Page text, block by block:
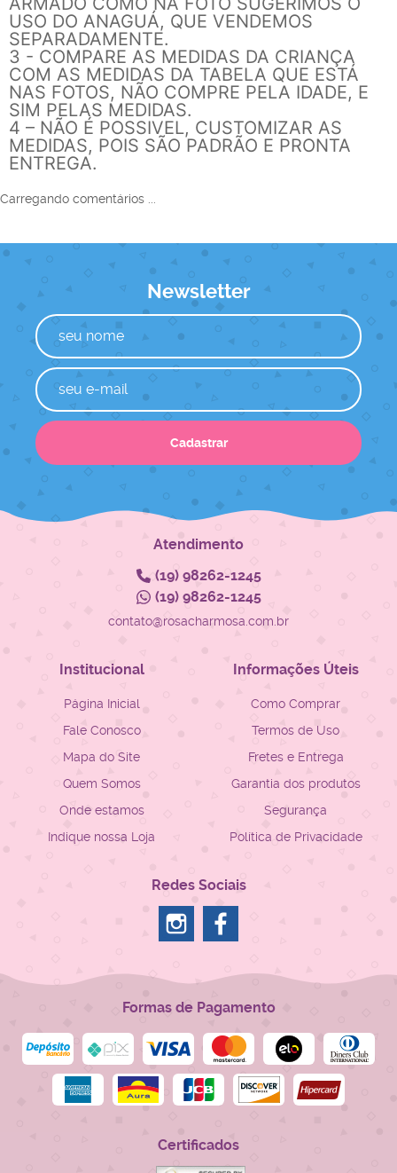
USO DO ANAGUÁ, QUE VENDEMOS
SEPARADAMENTE.
3 - COMPARE AS MEDIDAS DA CRIANÇA
COM AS MEDIDAS DA TABELA QUE ESTÁ
NAS FOTOS, NÃO COMPRE PELA IDADE, E
SIM PELAS MEDIDAS.
4 – NÃO É POSSIVEL, CUSTOMIZAR AS
MEDIDAS, POIS SÃO PADRÃO E PRONTA
ENTREGA.
Carregando comentários ...
Newsletter
Cadastrar
Atendimento
(19)98262-1245
(19)98262-1245
contato@rosacharmosa.com.br
Institucional
Página Inicial
Fale Conosco
Mapa do Site
Quem Somos
Onde estamos
Indique nossa Loja
Informações Úteis
Como Comprar
Termos de Uso
Fretes e Entrega
Garantia dos produtos
Segurança
Política de Privacidade
Redes Sociais
Formas de Pagamento
Certificados